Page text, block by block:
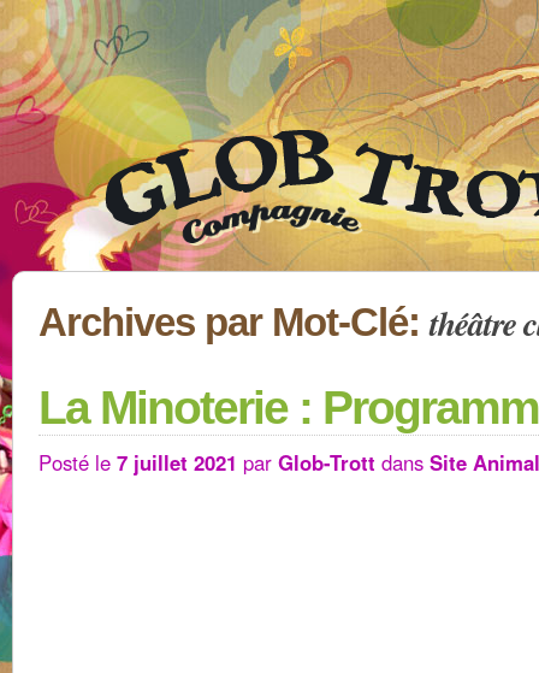
Archives par Mot-Clé:théâtre
La Minoterie :
Posté le 7 juillet 2021 par Glob-Trott dans Site